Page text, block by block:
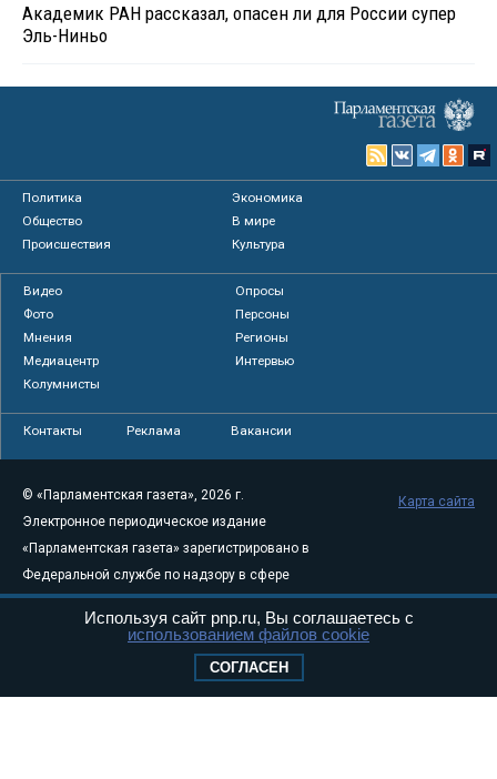
Академик РАН рассказал, опасен ли для России супер
Эль-Ниньо
Политика
Экономика
Общество
В мире
Происшествия
Культура
Видео
Опросы
Фото
Персоны
Мнения
Регионы
Медиацентр
Интервью
Колумнисты
Контакты Реклама Вакансии
© «Парламентская газета», 2026 г.
Электронное периодическое издание
«Парламентская газета» зарегистрировано в
Федеральной службе по надзору в сфере
связи, информационных технологий и
массовых коммуникаций (Роскомнадзор) 05
Свидетельство о регистрации Эл № ФС77-
Карта сайта
Используя сайт pnp.ru, Вы соглашаетесь с
использованием файлов cookie
СОГЛАСЕН